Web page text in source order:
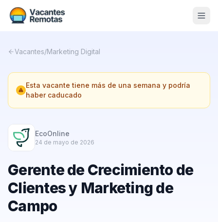
Nosotros
Contacto
Calculadora Freelance
Vacantes/Marketing Digital
Esta vacante tiene más de una semana y podría
haber caducado
EcoOnline
24 de mayo de 2026
Gerente de Crecimiento de
Clientes y Marketing de
Campo